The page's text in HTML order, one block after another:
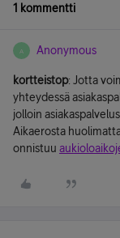
1 kommentti
A Anonymous
kortteistop: Jotta
yhteydessä
jolloin
Aikaerosta
onnistuu